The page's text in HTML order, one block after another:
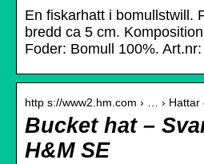
En fiskarhatt i bomullstwill.
bredd ca 5 cm.
Foder: Bomull 100%.
http s://www2.hm.com › … › Hattar
Bucket hat –
H&M SE